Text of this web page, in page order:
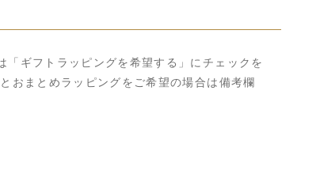
「ギフトラッピングを希望する」にチェックを
おまとめラッピングをご希望の場合は備考欄